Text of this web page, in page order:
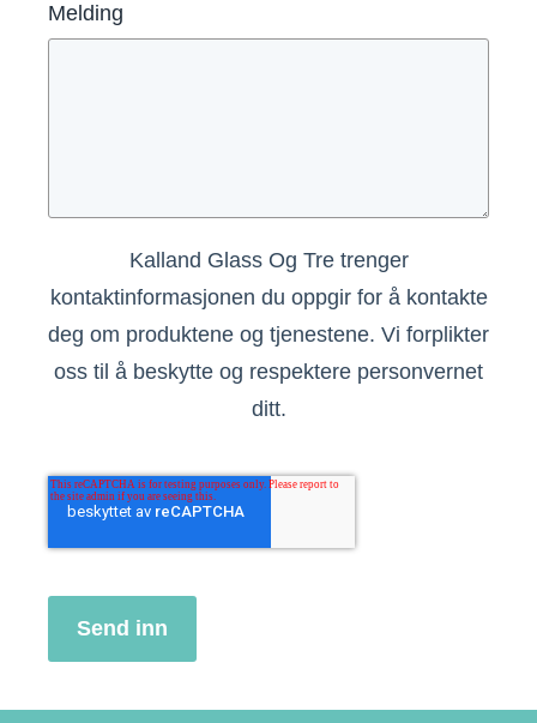
Melding
Kalland Glass Og Tre trenger
kontaktinformasjonen du oppgir for å kontakte
deg om produktene og tjenestene. Vi forplikter
oss til å beskytte og respektere personvernet
ditt.
Send inn